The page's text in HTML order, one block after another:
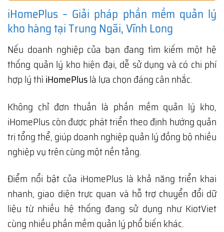
iHomePlus – Giải pháp phần mềm quản lý
kho hàng tại Trung Ngãi, Vĩnh Long
Nếu doanh nghiệp của bạn đang tìm kiếm một hệ
thống quản lý kho hiện đại, dễ sử dụng và có chi phí
hợp lý thì iHomePluslà lựa chọn đáng cân nhắc.
Không chỉ đơn thuần là phần mềm quản lý kho,
iHomePlus còn được phát triển theo định hướng quản
trị tổng thể, giúp doanh nghiệp quản lý đồng bộ nhiều
nghiệp vụ trên cùng một nền tảng.
Điểm nổi bật của iHomePlus là khả năng triển khai
nhanh, giao diện trực quan và hỗ trợ chuyển đổi dữ
liệu từ nhiều hệ thống đang sử dụng như KiotViet
cùng nhiều phần mềm quản lý phổ biến khác.